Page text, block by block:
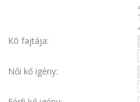
Kõ fajtája:
Női kő igény: